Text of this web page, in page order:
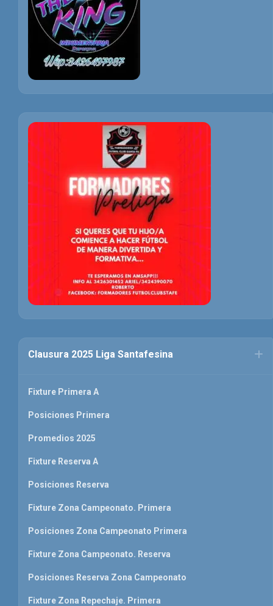
Clausura 2025 Liga Santafesina
Fixture Primera A
Posiciones Primera
Promedios 2025
Fixture Reserva A
Posiciones Reserva
Fixture Zona Campeonato. Primera
Posiciones Zona Campeonato Primera
Fixture Zona Campeonato. Reserva
Posiciones Reserva Zona Campeonato
Fixture Zona Repechaje. Primera